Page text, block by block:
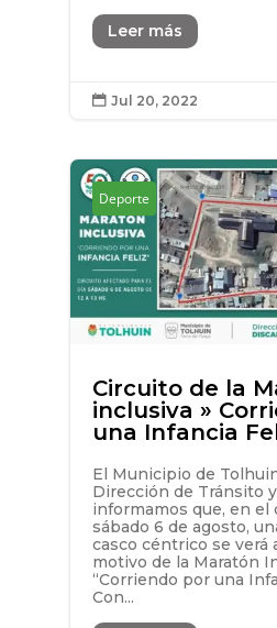
Leer más
 Jul 20, 2022
Deporte
Circuito de la
inclusiva »
una Infancia
El Municipio de
Dirección de Tránsito
informamos que, en el
sábado 6 de agosto,
casco céntrico se verá
motivo de la Maratón
“Corriendo por una
Con...